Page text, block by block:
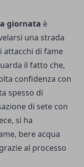
giornata è
una strada
attacchi di fame
il fatto che,
confidenza con
spesso di
di sete con
si ha
bere acqua
al processo